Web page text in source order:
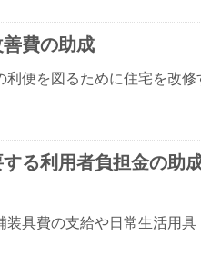
費の助成
便を図るために住宅を改修
る利用者負担金の助
具費の支給や日常生活用具